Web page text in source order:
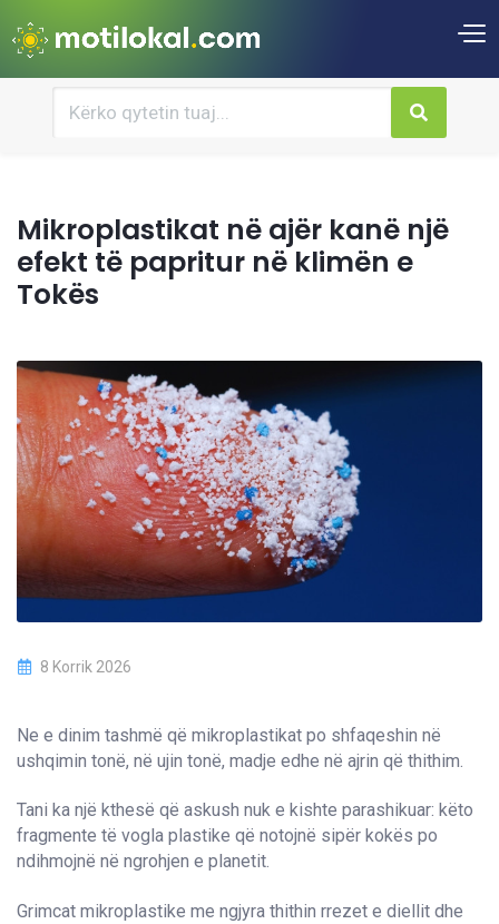
Mikroplastikat në ajër kanë një
efekt të papritur në klimën e
Tokës
8 Korrik 2026
Ne e dinim tashmë që mikroplastikat po shfaqeshin në
ushqimin tonë, në ujin tonë, madje edhe në ajrin që thithim.
Tani ka një kthesë që askush nuk e kishte parashikuar: këto
fragmente të vogla plastike që notojnë sipër kokës po
ndihmojnë në ngrohjen e planetit.
Grimcat mikroplastike me ngjyra thithin rrezet e diellit dhe